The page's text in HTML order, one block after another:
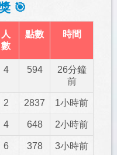
🎯
人
數
點數 時間
4 594
26分鐘
前
2 2837 1小時前
4 648 2小時前
6 378 3小時前